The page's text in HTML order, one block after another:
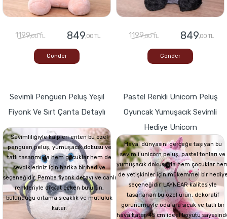
1199,00 TL 849,00 TL
Gönder
1199,00 TL 849,00 TL
Gönder
Sevimli Penguen Peluş Yeşil
Fiyonk Ve Sırt Çanta Detaylı
Sevimliliğiyle kalpleri eriten bu özel
penguen peluş, yumuşacık dokusu ve
tatlı tasarımıyla hem çocuklar hem de
sevdikleriniz için harika bir hediye
seçeneğidir. Pembe fiyonk detayı ve canlı
renkleriyle dikkat çeken bu ürün,
bulunduğu ortama sıcaklık ve mutluluk
katar.
Pastel Renkli Unicorn Peluş
Oyuncak Yumuşacık Sevimli
Hediye Unicorn
Hayal dünyasını gerçeğe taşıyan bu
sevimli unicorn peluş, pastel tonları ve
yumuşacık dokusuyla hem çocuklar
de yetişkinler için mükemmel bir
seçeneğidir. LAYNEAR kalitesiyle
tasarlanan bu özel ürün, dekoratif
görünümüyle odalara sıcak ve tatlı bir
hava katar. 45 cm ideal boyutu